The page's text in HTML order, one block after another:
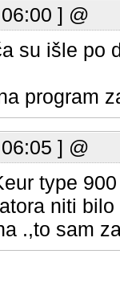
] @
su išle po
program
] @
type
niti
.,to sam